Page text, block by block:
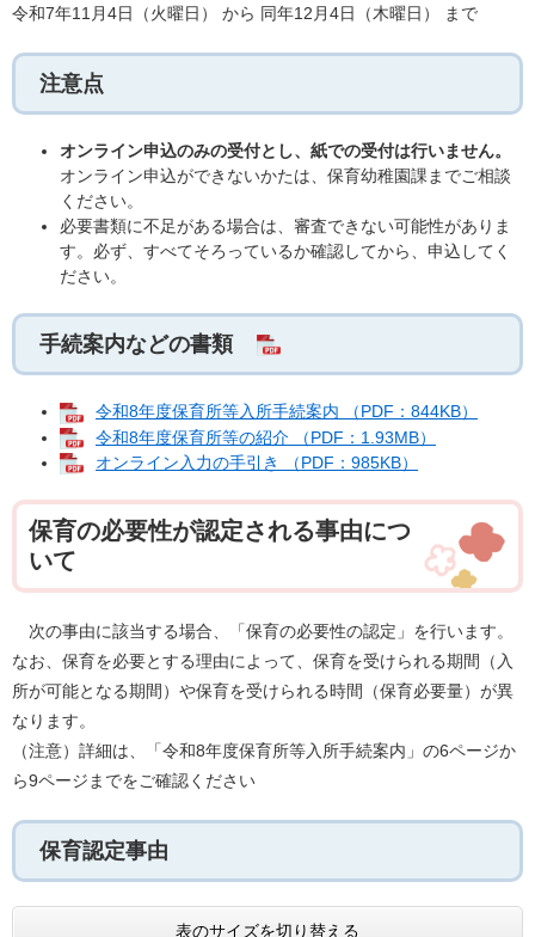
令和7年11月4日（火曜日） から 同年12月4日（木曜日） まで
注意点
オンライン申込のみの受付とし、紙での受付は行いません。
オンライン申込ができないかたは、保育幼稚園課までご相談
ください。
必要書類に不足がある場合は、審査できない可能性がありま
す。必ず、すべてそろっているか確認してから、申込してく
ださい。
手続案内などの書類
令和8年度保育所等入所手続案内 （PDF：844KB）
令和8年度保育所等の紹介 （PDF：1.93MB）
オンライン入力の手引き （PDF：985KB）
保育の必要性が認定される事由につ
いて
次の事由に該当する場合、「保育の必要性の認定」を行います。
なお、保育を必要とする理由によって、保育を受けられる期間（入
所が可能となる期間）や保育を受けられる時間（保育必要量）が異
なります。
（注意）詳細は、「令和8年度保育所等入所手続案内」の6ページか
ら9ページまでをご確認ください
保育認定事由
表のサイズを切り替える